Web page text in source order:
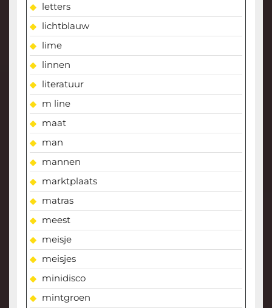
letters
lichtblauw
lime
linnen
literatuur
m line
maat
man
mannen
marktplaats
matras
meest
meisje
meisjes
minidisco
mintgroen